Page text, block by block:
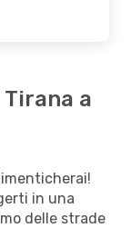
a
in una
delle strade